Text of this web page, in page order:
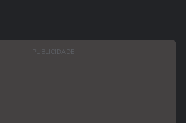
PUBLICIDADE